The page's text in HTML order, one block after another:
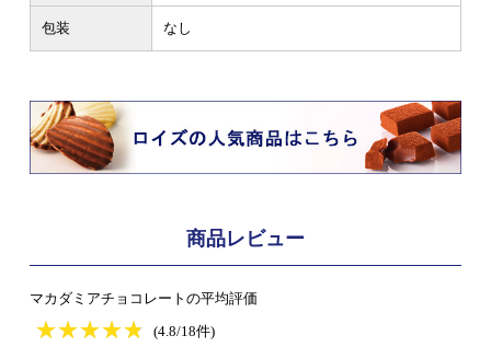
包装 なし
商品レビュー
マカダミアチョコレートの平均評価
★★★★★
★★★★★
(4.8/18件)